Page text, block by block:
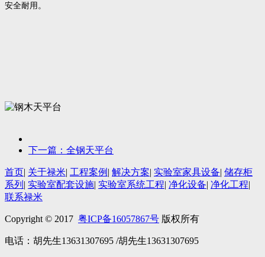
安全耐用。
下一篇：全钢天平台
首页| 关于禄米| 工程案例 | 解决方案| 实验室家具设备| 储存柜
系列 | 实验室配套设施| 实验室系统工程| 净化设备| 净化工程|
联系禄米
Copyright © 2017 粤ICP备16057867号 版权所有
电话：胡先生13631307695 /胡先生13631307695